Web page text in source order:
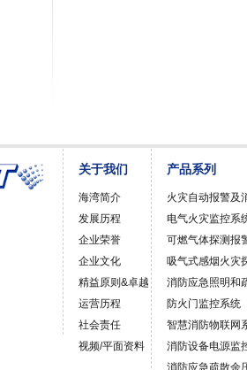
关于我们
海湾简介
发展历程
企业荣誉
企业文化
精益原则&卓越
运营历程
社会责任
视频/平面资料
产品系列
火灾自动报警及
电气火灾监控系
可燃气体探测报
吸气式感烟火灾
消防应急照明和
防火门监控系统
智慧消防物联网
消防设备电源监
消防应急疏散余